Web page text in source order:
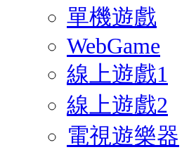
單機遊戲
WebGame
線上遊戲1
線上遊戲2
電視遊樂器